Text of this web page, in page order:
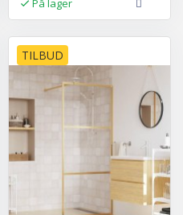
På lager
TILBUD